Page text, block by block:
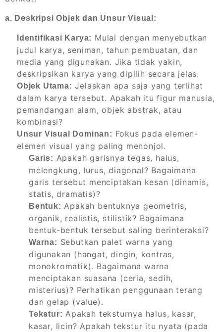
a. Deskripsi Objek dan Unsur Visual:
Identifikasi Karya: Mulai dengan menyebutkan
judul karya, seniman, tahun pembuatan, dan
media yang digunakan. Jika tidak yakin,
deskripsikan karya yang dipilih secara jelas.
Objek Utama: Jelaskan apa saja yang terlihat
dalam karya tersebut. Apakah itu figur manusia,
pemandangan alam, objek abstrak, atau
kombinasi?
Unsur Visual Dominan: Fokus pada elemen-
elemen visual yang paling menonjol.
Garis: Apakah garisnya tegas, halus,
melengkung, lurus, diagonal? Bagaimana
garis tersebut menciptakan kesan (dinamis,
statis, dramatis)?
Bentuk: Apakah bentuknya geometris,
organik, realistis, stilistik? Bagaimana
bentuk-bentuk tersebut saling berinteraksi?
Warna: Sebutkan palet warna yang
digunakan (hangat, dingin, kontras,
monokromatik). Bagaimana warna
menciptakan suasana (ceria, sedih,
misterius)? Perhatikan penggunaan terang
dan gelap (value).
Tekstur: Apakah teksturnya halus, kasar,
kasar, licin? Apakah tekstur itu nyata (pada